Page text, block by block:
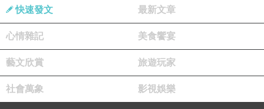
快速發文 最新文章
心情雜記 美食饗宴
藝文欣賞 旅遊玩家
社會萬象 影視娛樂